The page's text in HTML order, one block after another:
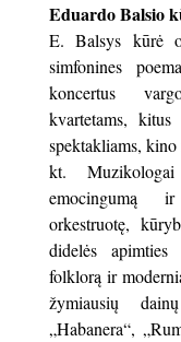
Eduardo Balsio
E. Balsys kūrė
simfonines
koncertus
kvartetams,
spektakliams,
kt.
emocingumą ir
orkestruotę,
didelės
folklorą ir
žymiausių
„Habanera“,